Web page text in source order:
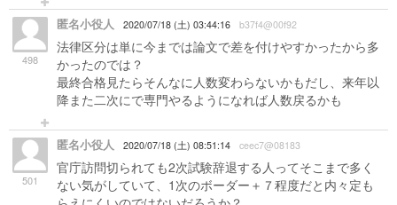
498
匿名小役人 2020/07/18 (土) 03:44:16 b37f4@00f92
法律区分は単に今までは論文で差を付けやすかったから多
かったのでは？
最終合格見たらそんなに人数変わらないかもだし、来年以
降また二次にで専門やるようになれば人数戻るかも
501
匿名小役人 2020/07/18 (土) 08:51:14 ceec7@08183
官庁訪問切られても2次試験辞退する人ってそこまで多く
ない気がしていて、1次のボーダー＋７程度だと内々定も